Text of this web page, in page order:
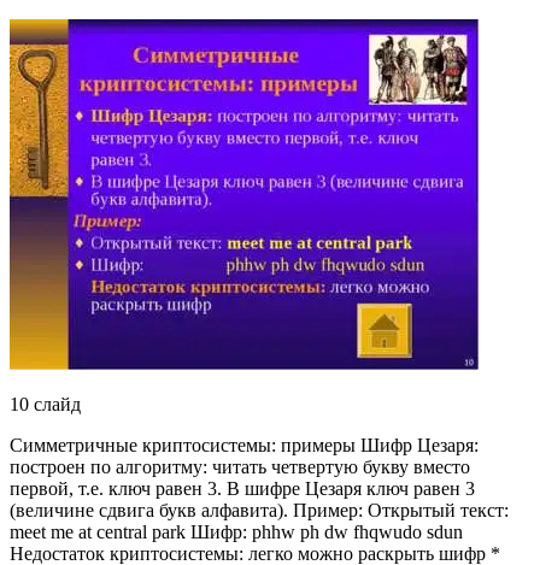
10 слайд
Симметричные криптосистемы: примеры Шифр Цезаря:
построен по алгоритму: читать четвертую букву вместо
первой, т.е. ключ равен 3. В шифре Цезаря ключ равен 3
(величине сдвига букв алфавита). Пример: Открытый текст:
meet me at central park Шифр: phhw ph dw fhqwudo sdun
Недостаток криптосистемы: легко можно раскрыть шифр *